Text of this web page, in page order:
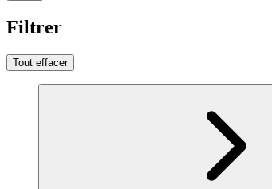
Filtrer
Tout effacer